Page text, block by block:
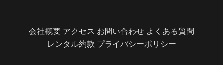
会社概要 アクセス お問い合わせ よくある質問
レンタル約款 プライバシーポリシー